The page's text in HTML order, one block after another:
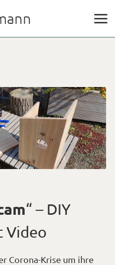
“ – DIY
Video
Corona-Krise um ihre